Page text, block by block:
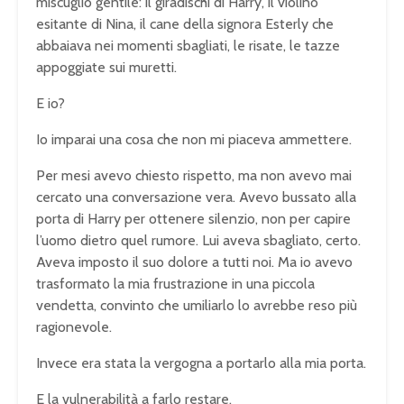
esitante di Nina, il cane della signora Esterly che
abbaiava nei momenti sbagliati, le risate, le tazze
appoggiate sui muretti.
E io?
Io imparai una cosa che non mi piaceva ammettere.
Per mesi avevo chiesto rispetto, ma non avevo mai
cercato una conversazione vera. Avevo bussato alla
porta di Harry per ottenere silenzio, non per capire
l’uomo dietro quel rumore. Lui aveva sbagliato, certo.
Aveva imposto il suo dolore a tutti noi. Ma io avevo
trasformato la mia frustrazione in una piccola
vendetta, convinto che umiliarlo lo avrebbe reso più
ragionevole.
Invece era stata la vergogna a portarlo alla mia porta.
E la vulnerabilità a farlo restare.